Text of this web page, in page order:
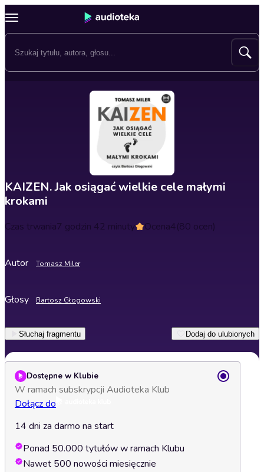
KAIZEN. Jak osiągać wielkie cele małymi
krokami
Czas trwania7 godzin 42 minuty Ocena4(80 ocen)
Autor Tomasz Miler
Głosy Bartosz Głogowski
Słuchaj fragmentu Dodaj do ulubionych
Dostępne w Klubie
W ramach subskrypcji Audioteka Klub
Dołącz do
14 dni za darmo na start
Ponad 50.000 tytułów w ramach Klubu
Nawet 500 nowości miesięcznie